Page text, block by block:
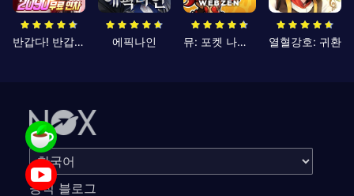
반갑다! 반갑삼국지 에픽나인 뮤: 포켓 나이츠 열혈강호: 귀환
공식 블로그